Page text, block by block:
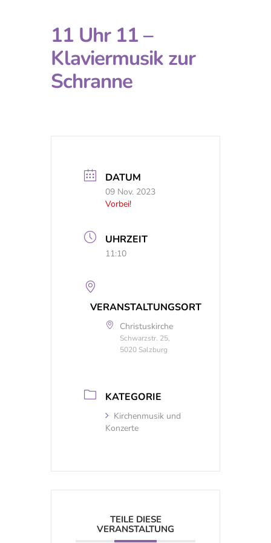
11 Uhr 11 –
Klaviermusik zur
Schranne
DATUM
09 Nov. 2023
Vorbei!
UHRZEIT
11:10
VERANSTALTUNGSORT
Christuskirche
Schwarzstr. 25,
5020 Salzburg
KATEGORIE
Kirchenmusik und
Konzerte
TEILE DIESE
VERANSTALTUNG